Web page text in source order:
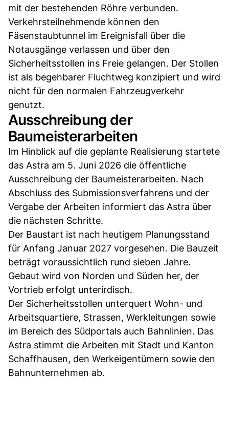
mit der bestehenden Röhre verbunden.
Verkehrsteilnehmende können den
Fäsenstaubtunnel im Ereignisfall über die
Notausgänge verlassen und über den
Sicherheitsstollen ins Freie gelangen. Der Stollen
ist als begehbarer Fluchtweg konzipiert und wird
nicht für den normalen Fahrzeugverkehr
genutzt.
Ausschreibung der
Baumeisterarbeiten
Im Hinblick auf die geplante Realisierung startete
das Astra am 5. Juni 2026 die öffentliche
Ausschreibung der Baumeisterarbeiten. Nach
Abschluss des Submissionsverfahrens und der
Vergabe der Arbeiten informiert das Astra über
die nächsten Schritte.
Der Baustart ist nach heutigem Planungsstand
für Anfang Januar 2027 vorgesehen. Die Bauzeit
beträgt voraussichtlich rund sieben Jahre.
Gebaut wird von Norden und Süden her, der
Vortrieb erfolgt unterirdisch.
Der Sicherheitsstollen unterquert Wohn- und
Arbeitsquartiere, Strassen, Werkleitungen sowie
im Bereich des Südportals auch Bahnlinien. Das
Astra stimmt die Arbeiten mit Stadt und Kanton
Schaffhausen, den Werkeigentümern sowie den
Bahnunternehmen ab.